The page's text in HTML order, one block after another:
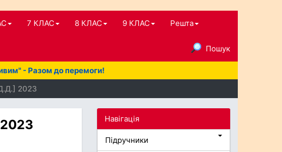
7 КЛАС 8 КЛАС 9 КЛАС Решта
Пошук
- Разом до перемоги!
2023
Навігація
Підручники